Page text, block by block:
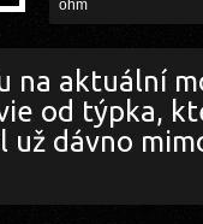
ohm
na aktuální
od týpka,
už dávno